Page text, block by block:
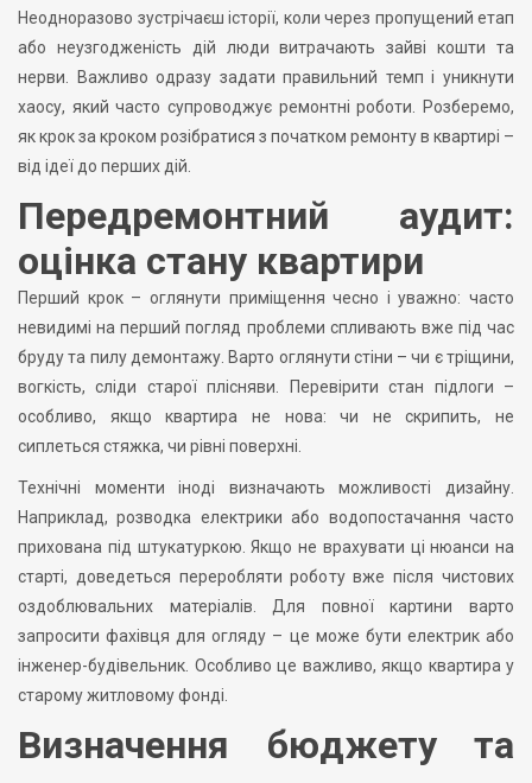
Неодноразово зустрічаєш історії, коли через пропущений етап
або неузгодженість дій люди витрачають зайві кошти та
нерви. Важливо одразу задати правильний темп і уникнути
хаосу, який часто супроводжує ремонтні роботи. Розберемо,
як крок за кроком розібратися з початком ремонту в квартирі –
від ідеї до перших дій.
Передремонтний аудит:
оцінка стану квартири
Перший крок – оглянути приміщення чесно і уважно: часто
невидимі на перший погляд проблеми спливають вже під час
бруду та пилу демонтажу. Варто оглянути стіни – чи є тріщини,
вогкість, сліди старої плісняви. Перевірити стан підлоги –
особливо, якщо квартира не нова: чи не скрипить, не
сиплеться стяжка, чи рівні поверхні.
Технічні моменти іноді визначають можливості дизайну.
Наприклад, розводка електрики або водопостачання часто
прихована під штукатуркою. Якщо не врахувати ці нюанси на
старті, доведеться переробляти роботу вже після чистових
оздоблювальних матеріалів. Для повної картини варто
запросити фахівця для огляду – це може бути електрик або
інженер-будівельник. Особливо це важливо, якщо квартира у
старому житловому фонді.
Визначення бюджету та